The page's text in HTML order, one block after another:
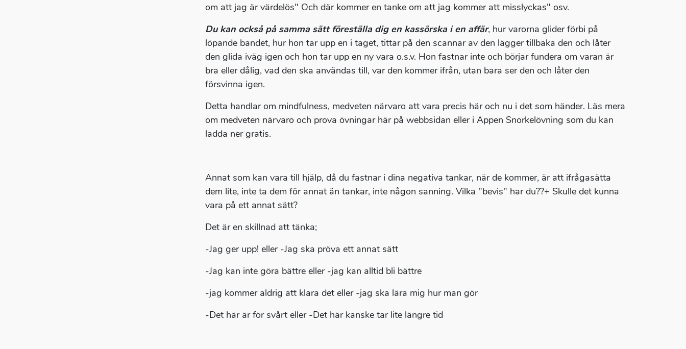
om att jag är värdelös" Och där kommer en tanke om att jag kommer att misslyckas" osv.
Du kan också på samma sätt föreställa dig en kassörska i en affär, hur varorna glider förbi på
löpande bandet, hur hon tar upp en i taget, tittar på den scannar av den lägger tillbaka den och låter
den glida iväg igen och hon tar upp en ny vara o.s.v. Hon fastnar inte och börjar fundera om varan är
bra eller dålig, vad den ska användas till, var den kommer ifrån, utan bara ser den och låter den
försvinna igen.
Detta handlar om mindfulness, medveten närvaro att vara precis här och nu i det som händer. Läs mera
om medveten närvaro och prova övningar här på webbsidan eller i Appen Snorkelövning som du kan
ladda ner gratis.
Annat som kan vara till hjälp, då du fastnar i dina negativa tankar, när de kommer, är att ifrågasätta
dem lite, inte ta dem för annat än tankar, inte någon sanning. Vilka "bevis" har du??+ Skulle det kunna
vara på ett annat sätt?
Det är en skillnad att tänka;
-Jag ger upp! eller -Jag ska pröva ett annat sätt
-Jag kan inte göra bättre eller -jag kan alltid bli bättre
-jag kommer aldrig att klara det eller -jag ska lära mig hur man gör
-Det här är för svårt eller -Det här kanske tar lite längre tid